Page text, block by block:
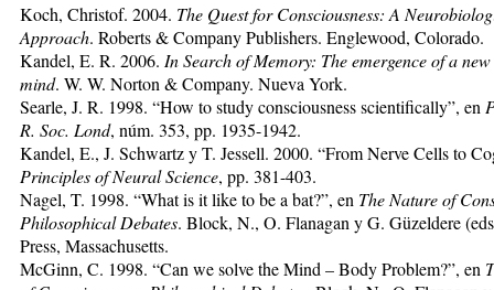
Koch, Christof. 2004. The Quest for Consciousness: A
Approach. Roberts & Company Publishers. Englewood, Colorado.
Kandel, E. R. 2006. In Search of Memory: The emergence of a
mind. W. W. Norton & Company. Nueva York.
Searle, J. R. 1998. “How to study consciousness scientifically”, en
R. Soc. Lond, núm. 353, pp. 1935-1942.
Kandel, E., J. Schwartz y T. Jessell. 2000. “From Nerve Cells to
Principles of Neural Science, pp. 381-403.
Nagel, T. 1998. “What is it like to be a bat?”, en The Nature of
Philosophical Debates. Block, N., O. Flanagan y G. Güzeldere
Press, Massachusetts.
McGinn, C. 1998. “Can we solve the Mind – Body Problem?”, en